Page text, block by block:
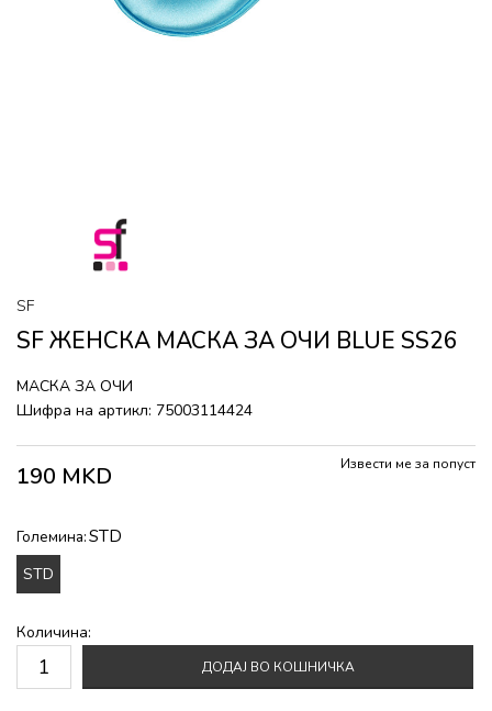
SF
SF ЖЕНСКА МАСКА ЗА ОЧИ BLUE SS26
МАСКА ЗА ОЧИ
Шифра на артикл: 75003114424
190 MKD Извести ме за попуст
Големина:STD
STD
Количина:
ДОДАЈ ВО КОШНИЧКА